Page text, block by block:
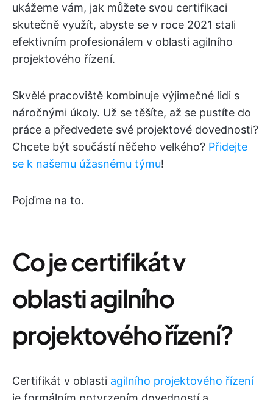
ukážeme vám, jak můžete svou certifikaci
skutečně využít, abyste se v roce 2021 stali
efektivním profesionálem v oblasti agilního
projektového řízení.
Skvělé pracoviště kombinuje výjimečné lidi s
náročnými úkoly. Už se těšíte, až se pustíte do
práce a předvedete své projektové dovednosti?
Chcete být součástí něčeho velkého? Přidejte
se k našemu úžasnému týmu!
Pojďme na to.
Co je certifikát v
oblasti agilního
projektového řízení?
Certifikát v oblasti agilního projektového řízení